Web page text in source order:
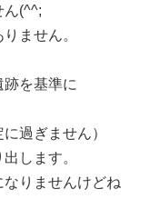
ん(^^;
ません。
跡を基準に
過ぎません）
します。
なりませんけどね